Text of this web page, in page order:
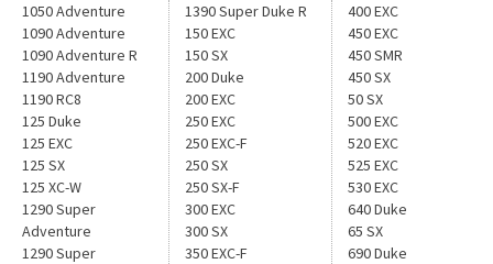
1050 Adventure
1090 Adventure
1090 Adventure R
1190 Adventure
1190 RC8
125 Duke
125 EXC
125 SX
125 XC-W
1290 Super
Adventure
1290 Super
1390 Super Duke R
150 EXC
150 SX
200 Duke
200 EXC
250 EXC
250 EXC-F
250 SX
250 SX-F
300 EXC
300 SX
350 EXC-F
400 EXC
450 EXC
450 SMR
450 SX
50 SX
500 EXC
520 EXC
525 EXC
530 EXC
640 Duke
65 SX
690 Duke